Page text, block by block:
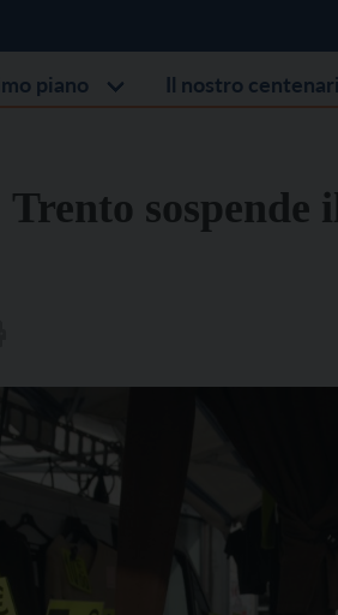
piano Il nostro
sospende